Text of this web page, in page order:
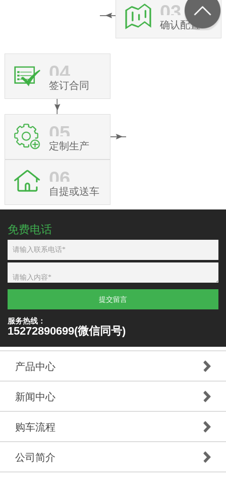
03
确认配置
04
签订合同
05
定制生产
06
自提或送车
免费电话
提交留言
服务热线：
15272890699(微信同号)
产品中心
新闻中心
购车流程
公司简介